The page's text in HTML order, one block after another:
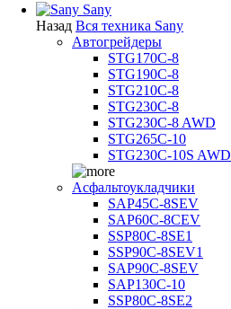
Sany
Назад Вся техника Sany
Автогрейдеры
STG170C-8
STG190C-8
STG210C-8
STG230C-8
STG230C-8 AWD
STG265C-10
STG230C-10S AWD
Асфальтоукладчики
SAP45С-8SEV
SAP60C-8CEV
SSP80C-8SE1
SSP90C-8SEV1
SAP90C-8SEV
SAP130C-10
SSP80C-8SE2